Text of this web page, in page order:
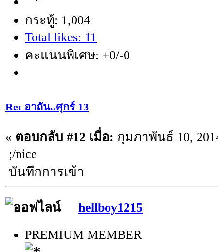
กระทู้: 1,004
Total likes: 11
คะแนนพิเศษ: +0/-0
Re: อาถัน..ศุกร์ 13
« ตอบกลับ #12 เมื่อ: กุมภาพันธ์ 10,
;/nice
บันทึกการเข้า
hellboy1215
PREMIUM MEMBER